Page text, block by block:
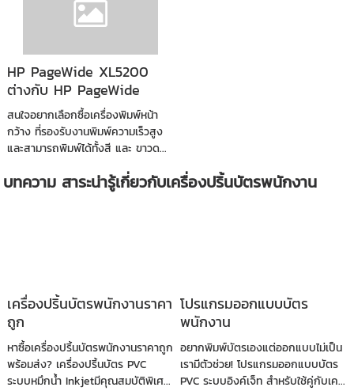
HP PageWide XL5200
ต่างกับ HP PageWide
XL4250 อย่างไร
สนใจอยากเลือกซื้อเครื่องพิมพ์หน้า
กว้าง ที่รองรับงานพิมพ์ความเร็วสูง
และสามารถพิมพ์ได้ทั้งสี และ ขาวด...
บทความ สาระน่ารู้เกี่ยวกับเครื่องปริ้นบัตรพนักงาน
เครื่องปริ้นบัตรพนักงานราคา
ถูก
หาซื้อเครื่องปริ้นบัตรพนักงานราคาถูก
พร้อมส่ง? เครื่องปริ้นบัตร PVC
ระบบหมึกน้ำ Inkjetมีคุณสมบัติพิเศ...
โปรแกรมออกแบบบัตร
พนักงาน
อยากพิมพ์บัตรเองแต่ออกแบบไม่เป็น
เรามีตัวช่วย! โปรแกรมออกแบบบัตร
PVC ระบบอิงค์เจ็ท สำหรับใช้คู่กับเค...